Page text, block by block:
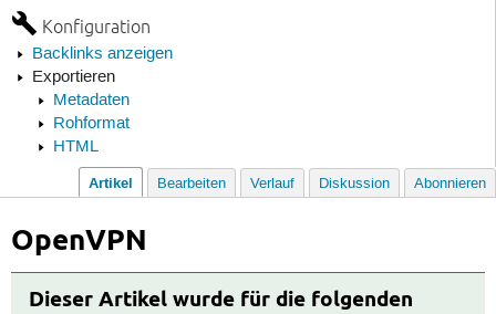
Konfiguration
Backlinks anzeigen
Exportieren
Metadaten
Rohformat
HTML
Artikel Bearbeiten Verlauf Diskussion Abonnieren
OpenVPN
Dieser Artikel wurde für die folgenden